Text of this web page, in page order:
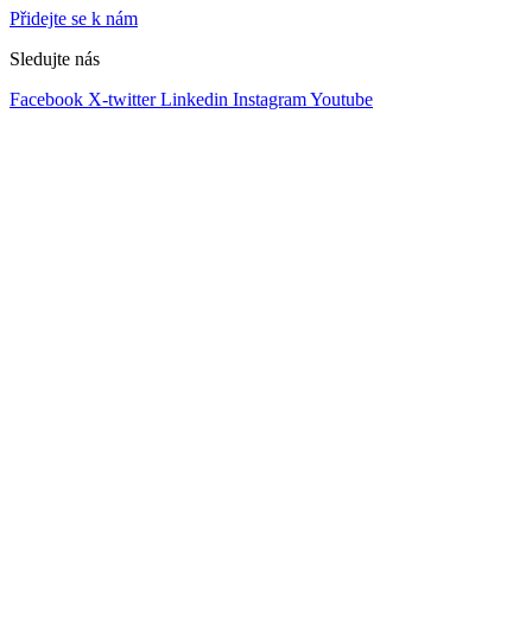
Přidejte se k nám
Sledujte nás
Facebook X-twitter Linkedin InstagramYoutube